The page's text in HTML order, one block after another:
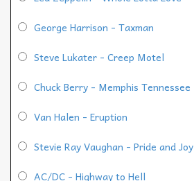
George Harrison - Taxman
Steve Lukater - Creep Motel
Chuck Berry - Memphis Tennessee
Van Halen - Eruption
Stevie Ray Vaughan - Pride and Joy
AC/DC - Highway to Hell